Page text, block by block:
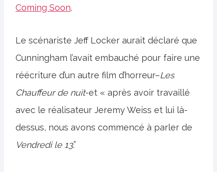
Coming Soon.
Le scénariste Jeff Locker aurait déclaré que
Cunningham l’avait embauché pour faire une
réécriture d’un autre film d’horreur–Les
Chauffeur de nuit-et « après avoir travaillé
avec le réalisateur Jeremy Weiss et lui là-
dessus, nous avons commencé à parler de
Vendredi le 13.”